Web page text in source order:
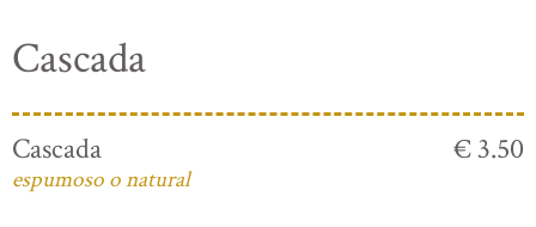
Cascada
Cascada
espumoso o natural
€ 3.50